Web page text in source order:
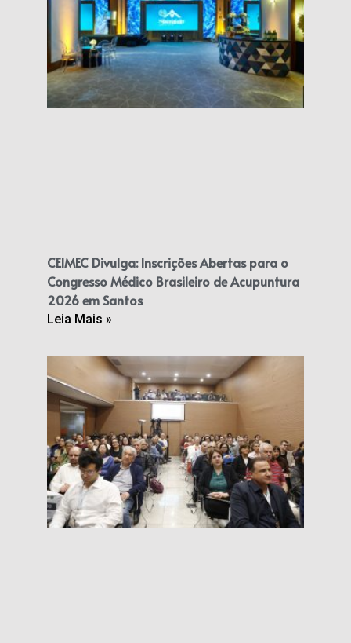
CEIMEC Divulga: Inscrições Abertas para o
Congresso Médico Brasileiro de Acupuntura
2026 em Santos
Leia Mais »